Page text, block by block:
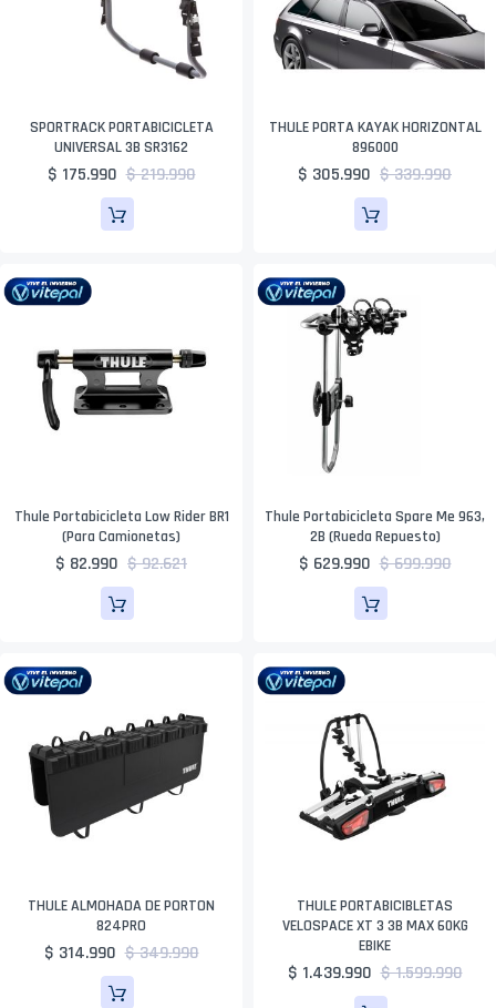
SPORTRACK PORTABICICLETA
UNIVERSAL 3B SR3162
$ 175.990 $ 219.990
THULE PORTA KAYAK HORIZONTAL
896000
$ 305.990 $ 339.990
Thule Portabicicleta Low Rider BR1
(para Camionetas)
$ 82.990 $ 92.621
Thule Portabicicleta Spare Me 963,
2B (Rueda Repuesto)
$ 629.990 $ 699.990
THULE ALMOHADA DE PORTON
824PRO
$ 314.990 $ 349.990
THULE PORTABICIBLETAS
VELOSPACE XT 3 3B MAX 60KG
EBIKE
$ 1.439.990 $ 1.599.990